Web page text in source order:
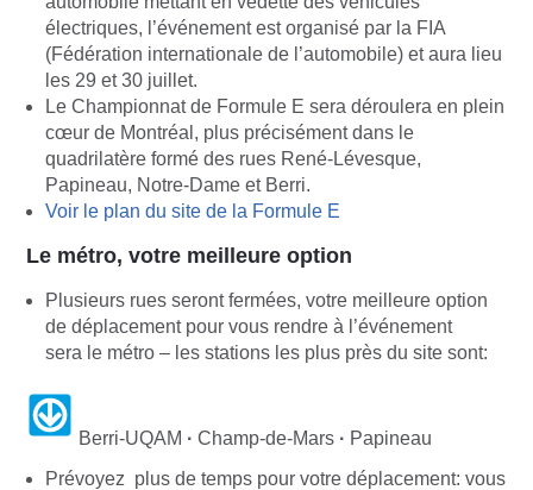
électriques, l’événement est organisé par la FIA
(Fédération internationale de l’automobile) et aura lieu
les 29 et 30 juillet.
Le Championnat de Formule E sera déroulera en plein
cœur de Montréal, plus précisément dans le
quadrilatère formé des rues René-Lévesque,
Papineau, Notre-Dame et Berri.
Voir le plan du site de la Formule E
Le métro, votre meilleure option
Plusieurs rues seront fermées, votre meilleure option
de déplacement pour vous rendre à l’événement
sera le métro – les stations les plus près du site sont:
Berri-UQAM · Champ-de-Mars · Papineau
Prévoyez plus de temps pour votre déplacement: vous